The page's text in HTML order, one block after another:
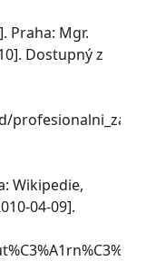
Praha: Mgr.
Dostupný z
Wikipedie,
04-09].